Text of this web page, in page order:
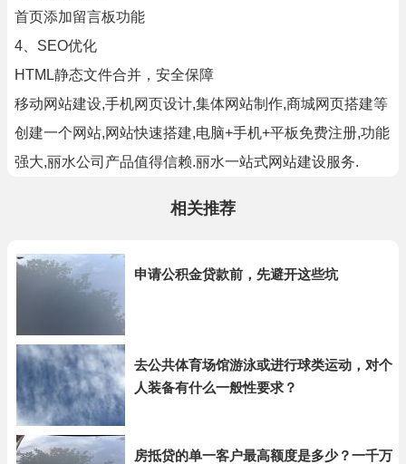
首页添加留言板功能
4、SEO优化
HTML静态文件合并，安全保障
移动网站建设,手机网页设计,集体网站制作,商城网页搭建等
创建一个网站,网站快速搭建,电脑+手机+平板免费注册,功能
强大,丽水公司产品值得信赖.丽水一站式网站建设服务.
相关推荐
申请公积金贷款前，先避开这些坑
去公共体育场馆游泳或进行球类运动，对个
人装备有什么一般性要求？
房抵贷的单一客户最高额度是多少？一千万